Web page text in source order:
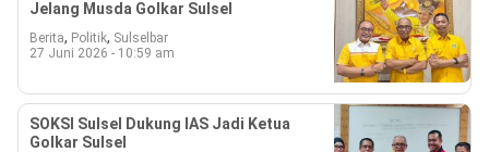
Jelang Musda Golkar Sulsel
Berita, Politik, Sulselbar
27 Juni 2026 - 10:59 am
SOKSI Sulsel Dukung IAS Jadi Ketua
Golkar Sulsel